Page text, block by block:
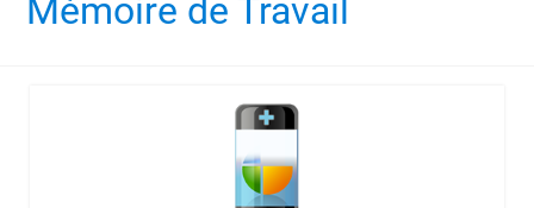
Mémoire de Travail